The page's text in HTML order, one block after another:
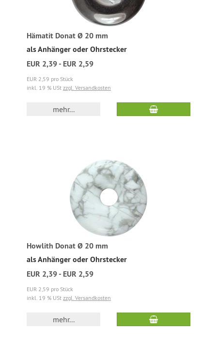
Hämatit Donat Ø 20 mm
als Anhänger oder Ohrstecker
EUR 2,39 - EUR 2,59
EUR 2,59 pro Stück
inkl. 19 % USt zzgl. Versandkosten
mehr...
Howlith Donat Ø 20 mm
als Anhänger oder Ohrstecker
EUR 2,39 - EUR 2,59
EUR 2,59 pro Stück
inkl. 19 % USt zzgl. Versandkosten
mehr...